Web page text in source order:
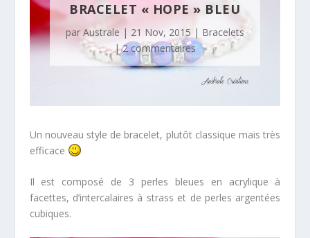
BRACELET « HOPE » BLEU
parAustrale | 21 Nov, 2015 | Bracelets
|2 commentaires
Un nouveau style de bracelet, plutôt classique mais très
efficace
Il est composé de 3 perles bleues en acrylique à
facettes, d’intercalaires à strass et de perles argentées
cubiques.